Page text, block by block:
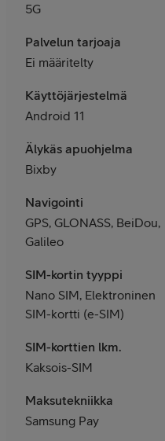
5G
Palvelun tarjoaja
Ei määritelty
Käyttöjärjestelmä
Android 11
Älykäs apuohjelma
Bixby
Navigointi
GPS, GLONASS, BeiDou,
Galileo
SIM-kortin tyyppi
Nano SIM, Elektroninen
SIM-kortti (e-SIM)
SIM-korttien lkm.
Kaksois-SIM
Maksutekniikka
Samsung Pay